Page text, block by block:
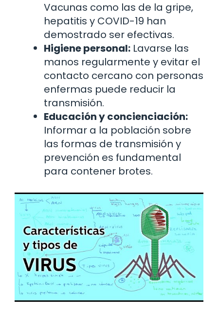
Vacunas como las de la gripe,
hepatitis y COVID-19 han
demostrado ser efectivas.
Higiene personal: Lavarse las
manos regularmente y evitar el
contacto cercano con personas
enfermas puede reducir la
transmisión.
Educación y concienciación:
Informar a la población sobre
las formas de transmisión y
prevención es fundamental
para contener brotes.